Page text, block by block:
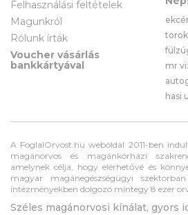
Felhasználási feltételek
Magunkról
Rólunk írták
Voucher vásárlás
bankkártyával
mr
hasi
A FoglalOrvost.hu weboldal 2011-ben
magánorvos és magánkórházi
amelynek célja, hogy elérhetővé és
magyar magánegészségügyi
intézményekben dolgozó mintegy 8 ezer
Széles magánorvosi kínálat, gyors